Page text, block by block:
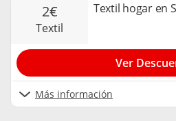
2€
textil
Textil hogar en
Más información
Ver